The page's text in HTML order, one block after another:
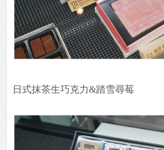
日式抹茶生巧克力&踏雪尋莓